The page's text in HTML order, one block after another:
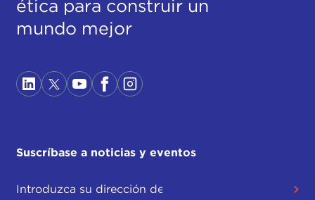
ética para construir un
mundo mejor
Suscríbase a noticias y eventos